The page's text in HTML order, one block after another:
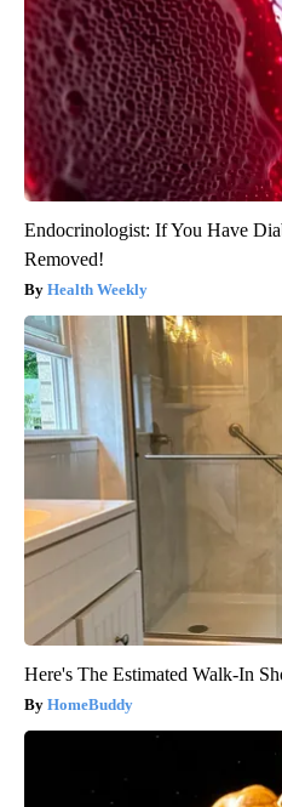
Endocrinologist: If You Have
Removed!
Health Weekly
Here's The Estimated Walk-In
HomeBuddy